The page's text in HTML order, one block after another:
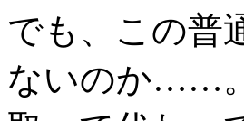
でも、この普
ないのか……